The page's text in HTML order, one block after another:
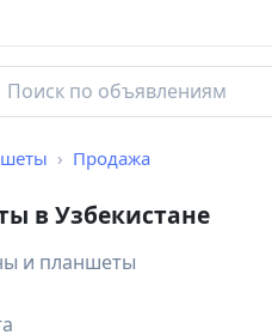
Продажа
в Узбекистане
и планшеты